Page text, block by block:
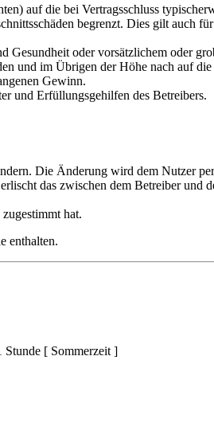
auf die bei Vertragsschluss
begrenzt. Dies gilt auch
Gesundheit oder vorsätzlichem oder
und im Übrigen der Höhe nach auf
Gewinn.
und Erfüllungsgehilfen des Betreibers.
Die Änderung wird dem Nutzer
das zwischen dem Betreiber und
hat.
enthalten.
[ Sommerzeit ]